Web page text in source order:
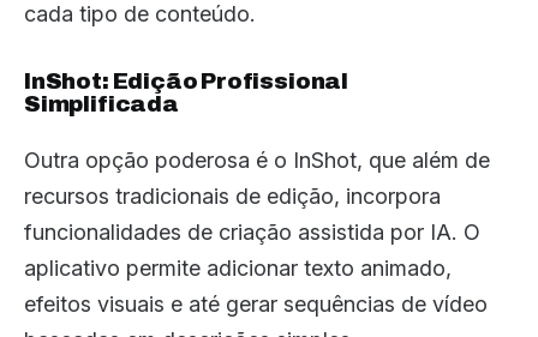
cada tipo de conteúdo.
InShot: Edição Profissional
Simplificada
Outra opção poderosa é o InShot, que além de
recursos tradicionais de edição, incorpora
funcionalidades de criação assistida por IA. O
aplicativo permite adicionar texto animado,
efeitos visuais e até gerar sequências de vídeo